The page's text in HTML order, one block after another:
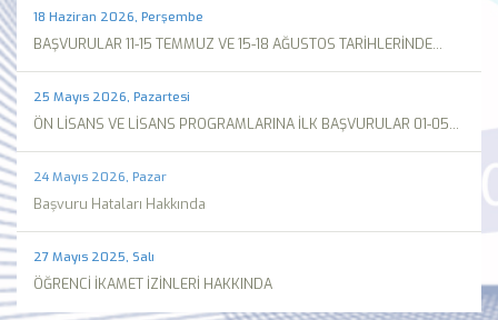
18 Haziran 2026, Perşembe
BAŞVURULAR 11-15 TEMMUZ VE 15-18 AĞUSTOS TARİHLERİNDE...
25 Mayıs 2026, Pazartesi
ÖN LİSANS VE LİSANS PROGRAMLARINA İLK BAŞVURULAR 01-05...
24 Mayıs 2026, Pazar
Başvuru Hataları Hakkında
27 Mayıs 2025, Salı
ÖĞRENCİ İKAMET İZİNLERİ HAKKINDA